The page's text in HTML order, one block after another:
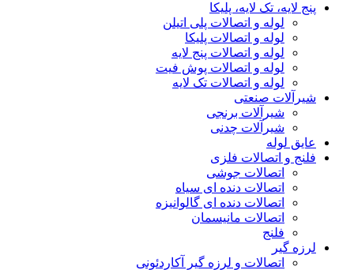
پنج لایه، تک لایه، پلیکا
لوله و اتصالات پلی اتیلن
لوله و اتصالات پلیکا
لوله و اتصالات پنج لایه
لوله و اتصالات پوش فیت
لوله و اتصالات تک لایه
شیرآلات صنعتی
شیرآلات برنجی
شیرآلات چدنی
عایق لوله
فلنج و اتصالات فلزی
اتصالات جوشی
اتصالات دنده ای سیاه
اتصالات دنده ای گالوانیزه
اتصالات مانیسمان
فلنج
لرزه گیر
اتصالات و لرزه گیر آکاردئونی